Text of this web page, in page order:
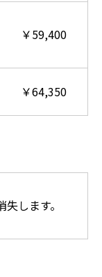
￥59,400
￥64,350
します。